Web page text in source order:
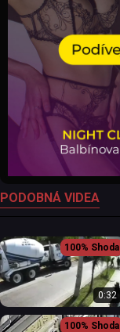
PODOBNÁ VIDEA
100% Shoda
0:32
100% Shoda